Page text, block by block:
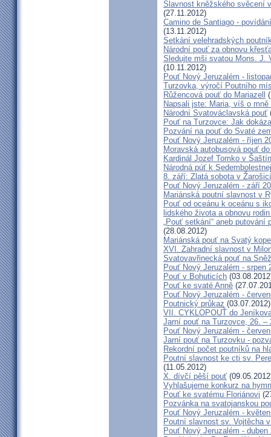
Slavnost kněžského svěcení
(27.11.2012)
Camino de Santiago -
(13.11.2012)
Setkání velehradských
Národní pouť za obnovu
Sledujte mši svatou Mons. J.
(10.11.2012)
Pouť Nový Jeruzalém -
Turzovka, výročí Poutního
Růžencová pouť do Mariazell
Napsali jste: Maria, víš o mně
Národní Svatováclavská pouť
Pouť na Turzovce: Jak
Pozvání na pouť do Svaté
Pouť Nový Jeruzalém - říjen
Moravská autobusová pouť
Kardinál Jozef Tomko v
Národná púť k
8. září: Zlatá sobota v
Pouť Nový Jeruzalém - září
Mariánská poutní slavnost v
Pouť od oceánu k oceánu s
lidského života a obnovu
„Pouť setkání“ aneb putování
(28.08.2012)
Mariánská pouť na Svatý
XVI. Zahradní slavnost v
Svatovavřinecká pouť na
Pouť Nový Jeruzalém - srpen
Pouť v Bohuticích
Pouť ke svaté Anně
Pouť Nový Jeruzalém -
Poutnický průkaz (03.07.2012)
VII. CYKLOPOUŤ do
Jarní pouť na Turzovce, 26. –
Pouť Nový Jeruzalém -
Jarní pouť na Turzovku -
Rekordní počet poutníků na
Poutní slavnost ke cti sv.
(11.05.2012)
X. dívčí pěší pouť
Vyhlašujeme konkurz na
Pouť ke svatému Floriánovi
Pozvánka na svatojanskou
Pouť Nový Jeruzalém -
Poutní slavnost sv. Vojtěcha
Pouť Nový Jeruzalém - duben